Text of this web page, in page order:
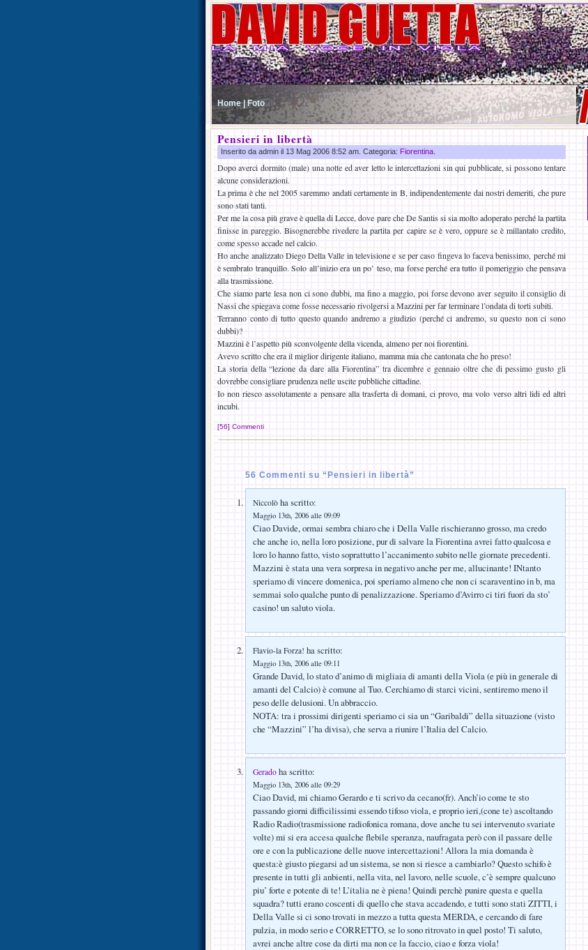
Home | Foto
Pensieri in libertà
Inserito da admin il 13 Mag 2006 8:52 am. Categoria: Fiorentina
Dopo averci dormito (male) una notte ed aver letto le intercettazioni sin qui pubblicate, si possono tentare
alcune considerazioni.
La prima è che nel 2005 saremmo andati certamente in B, indipendentemente dai nostri demeriti, che pure
sono stati tanti.
Per me la cosa più grave è quella di Lecce, dove pare che De Santis si sia molto adoperato perché la partita
finisse in pareggio. Bisognerebbe rivedere la partita per capire se è vero, oppure se è millantato credito,
come spesso accade nel calcio.
Ho anche analizzato Diego Della Valle in televisione e se per caso fingeva lo faceva benissimo, perché mi
è sembrato tranquillo. Solo all’inizio era un po’ teso, ma forse perché era tutto il pomeriggio che pensava
alla trasmissione.
Che siamo parte lesa non ci sono dubbi, ma fino a maggio, poi forse devono aver seguito il consiglio di
Nassi che spiegava come fosse necessario rivolgersi a Mazzini per far terminare l’ondata di torti subiti.
Terranno conto di tutto questo quando andremo a giudizio (perché ci andremo, su questo non ci sono
dubbi)?
Mazzini è l’aspetto più sconvolgente della vicenda, almeno per noi fiorentini.
Avevo scritto che era il miglior dirigente italiano, mamma mia che cantonata che ho preso!
La storia della “lezione da dare alla Fiorentina” tra dicembre e gennaio oltre che di pessimo gusto gli
dovrebbe consigliare prudenza nelle uscite pubbliche cittadine.
Io non riesco assolutamente a pensare alla trasferta di domani, ci provo, ma volo verso altri lidi ed altri
incubi.
[56] Commenti
56 Commenti su “Pensieri in libertà”
Niccolò ha scritto:
Maggio 13th, 2006 alle 09:09
Ciao Davide, ormai sembra chiaro che i Della Valle rischieranno grosso, ma credo
che anche io, nella loro posizione, pur di salvare la Fiorentina avrei fatto qualcosa e
loro lo hanno fatto, visto soprattutto l’accanimento subito nelle giornate precedenti.
Mazzini è stata una vera sorpresa in negativo anche per me, allucinante! INtanto
speriamo di vincere domenica, poi speriamo almeno che non ci scaraventino in b, ma
semmai solo qualche punto di penalizzazione. Speriamo d’Avirro ci tiri fuori da sto’
casino! un saluto viola.
Flavio-la Forza! ha scritto:
Maggio 13th, 2006 alle 09:11
Grande David, lo stato d’animo di migliaia di amanti della Viola (e più in generale di
amanti del Calcio) è comune al Tuo. Cerchiamo di starci vicini, sentiremo meno il
peso delle delusioni. Un abbraccio.
NOTA: tra i prossimi dirigenti speriamo ci sia un “Garibaldi” della situazione (visto
che “Mazzini” l’ha divisa), che serva a riunire l’Italia del Calcio.
Gerado ha scritto:
Maggio 13th, 2006 alle 09:29
Ciao David, mi chiamo Gerardo e ti scrivo da cecano(fr). Anch’io come te sto
passando giorni difficilissimi essendo tifoso viola, e proprio ieri,(cone te) ascoltando
Radio Radio(trasmissione radiofonica romana, dove anche tu sei intervenuto svariate
volte) mi si era accesa qualche flebile speranza, naufragata però con il passare delle
ore e con la publicazione delle nuove intercettazioni! Allora la mia domanda è
questa:è giusto piegarsi ad un sistema, se non si riesce a cambiarlo? Questo schifo è
presente in tutti gli anbienti, nella vita, nel lavoro, nelle scuole, c’è sempre qualcuno
piu’ forte e potente di te! L’italia ne è piena! Quindi perchè punire questa e quella
squadra? tutti erano coscenti di quello che stava accadendo, e tutti sono stati ZITTI, i
Della Valle si ci sono trovati in mezzo a tutta questa MERDA, e cercando di fare
pulzia, in modo serio e CORRETTO, se lo sono ritrovato in quel posto! Ti saluto,
avrei anche altre cose da dirti ma non ce la faccio, ciao e forza viola!